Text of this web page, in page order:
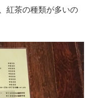
紅茶の種類が多いの